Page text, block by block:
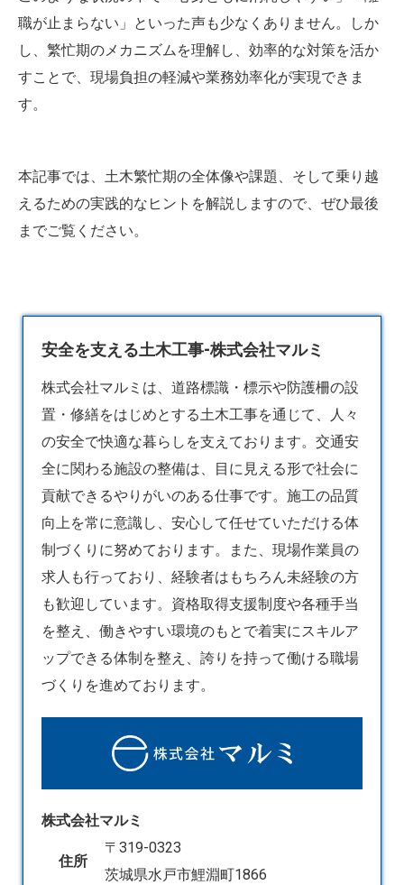
職が止まらない」といった声も少なくありません。しか
し、繁忙期のメカニズムを理解し、効率的な対策を活か
すことで、現場負担の軽減や業務効率化が実現できま
す。
本記事では、土木繁忙期の全体像や課題、そして乗り越
えるための実践的なヒントを解説しますので、ぜひ最後
までご覧ください。
安全を支える土木工事-株式会社マルミ
株式会社マルミは、道路標識・標示や防護柵の設
置・修繕をはじめとする土木工事を通じて、人々
の安全で快適な暮らしを支えております。交通安
全に関わる施設の整備は、目に見える形で社会に
貢献できるやりがいのある仕事です。施工の品質
向上を常に意識し、安心して任せていただける体
制づくりに努めております。また、現場作業員の
求人も行っており、経験者はもちろん未経験の方
も歓迎しています。資格取得支援制度や各種手当
を整え、働きやすい環境のもとで着実にスキルア
ップできる体制を整え、誇りを持って働ける職場
づくりを進めております。
株式会社マルミ
住所
〒319-0323
茨城県水戸市鯉淵町1866